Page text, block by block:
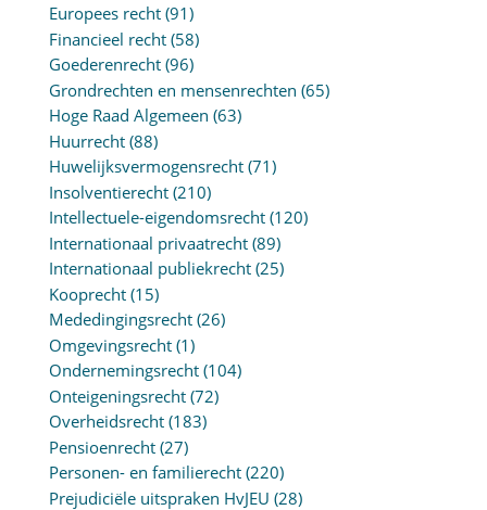
Europees recht(91)
Financieel recht(58)
Goederenrecht(96)
Grondrechten en mensenrechten (65)
Hoge Raad Algemeen (63)
Huurrecht(88)
Huwelijksvermogensrecht(71)
Insolventierecht(210)
Intellectuele-eigendomsrecht(120)
Internationaal privaatrecht(89)
Internationaal publiekrecht(25)
Kooprecht(15)
Mededingingsrecht(26)
Omgevingsrecht(1)
Ondernemingsrecht(104)
Onteigeningsrecht(72)
Overheidsrecht(183)
Pensioenrecht(27)
Personen- en familierecht(220)
Prejudiciële uitspraken HvJEU (28)